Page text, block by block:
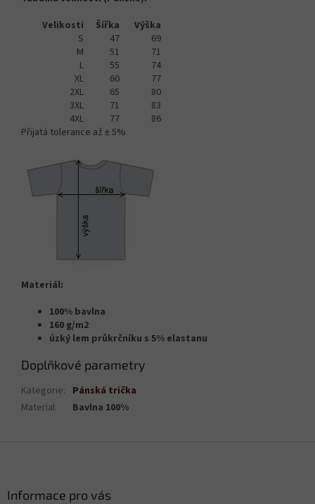
Velikosti
Šířka
Výška
S
47
69
M
51
71
L
55
74
XL
60
77
2XL
65
80
3XL
71
83
4XL
77
86
Přijatá tolerance až ± 5%
Materiál:
100% bavlna
160 g/m2
úzký lem průkrčníku s 5% elastanu
Doplňkové parametry
Kategorie: Pánská trička
Material: Bavlna 100%
Informace pro vás